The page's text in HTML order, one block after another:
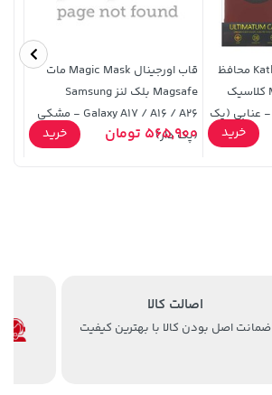
خرید
2,679,000 تومان
3,820,000
خرید
قاب اورجینال Kathy Tech محافظ
لنز شیشه ای Magsafe کلاسیک
Apple iPhone 14 Pro - عنابی (پک
خرید
قاب اورجینال Magic Mask مات
Magsafe بلک لنز Samsung
Galaxy A17 / A16 / A26 - مشکی
(پک دار)
565,900 تومان خرید
اصالت کالا
ضمانت اصل بودن کالا با بهترین کیفیت